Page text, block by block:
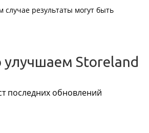
результаты могут быть
улучшаем Storeland
последних обновлений